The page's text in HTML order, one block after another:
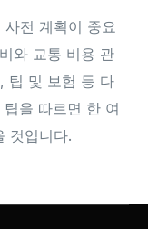
전 계획이 중요
와 교통 비용 관
팁 및 보험 등 다
을 따르면 한 여
것입니다.